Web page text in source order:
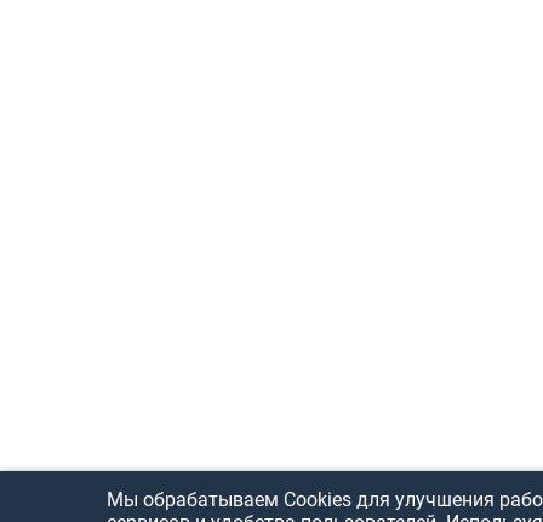
Мы обрабатываем Cookies для улучшения